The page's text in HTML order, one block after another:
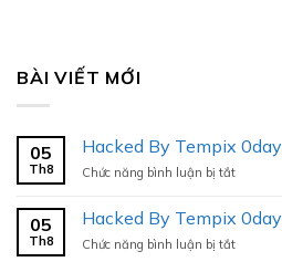
BÀI VIẾT MỚI
05
Th8
Hacked By Tempix 0day
Chức năng bình luận bị tắtở
Tempix
0day
05
Th8
Hacked By Tempix 0day
Chức năng bình luận bị tắtở